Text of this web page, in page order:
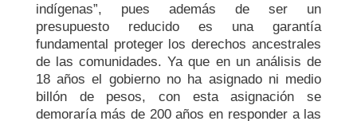
indígenas”, pues además de ser un
presupuesto reducido es una garantía
fundamental proteger los derechos ancestrales
de las comunidades. Ya que en un análisis de
18 años el gobierno no ha asignado ni medio
billón de pesos, con esta asignación se
demoraría más de 200 años en responder a las